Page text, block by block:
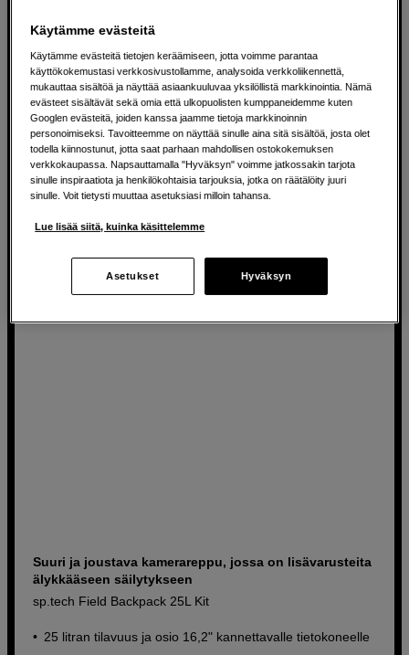
Kamerareppu arkeen, työhön ja luovaan tekemiseen
sp.tech Day Backpack 13" Champagne
11 litran tilavuus ja tasku 13" kannettavalle tietokoneelle
Sivulta ja edestä avattava
Tekniikkaosio irrotettavilla jakajilla
90 EUR
Suuri ja joustava kamerareppu, jossa on lisävarusteita
älykkääseen säilytykseen
sp.tech Field Backpack 25L Kit
25 litran tilavuus ja osio 16,2" kannettavalle tietokoneelle
Käytämme evästeitä
Käytämme evästeitä tietojen keräämiseen, jotta voimme parantaa
käyttökokemustasi verkkosivustollamme, analysoida verkkoliikennettä,
mukauttaa sisältöä ja näyttää asiaankuuluvaa yksilöllistä markkinointia. Nämä
evästeet sisältävät sekä omia että ulkopuolisten kumppaneidemme kuten
Googlen evästeitä, joiden kanssa jaamme tietoja markkinoinnin
personoimiseksi. Tavoitteemme on näyttää sinulle aina sitä sisältöä, josta olet
todella kiinnostunut, jotta saat parhaan mahdollisen ostokokemuksen
verkkokaupassa. Napsauttamalla "Hyväksyn" voimme jatkossakin tarjota
sinulle inspiraatiota ja henkilökohtaisia tarjouksia, jotka on räätälöity juuri
sinulle. Voit tietysti muuttaa asetuksiasi milloin tahansa.
Lue lisää siitä, kuinka käsittelemme
Asetukset Hyväksyn